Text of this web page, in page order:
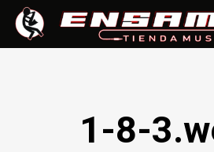
1-8-